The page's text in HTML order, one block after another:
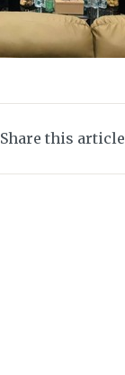
Share this article